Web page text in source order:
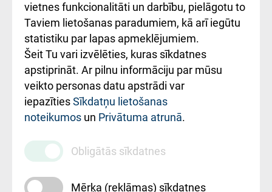
Rēķinu apmaksas
ceļvedis
Rekvizīti un
ārstniecības
iestādes kods
010000234
Maksas
pakalpojumu
cenrādis
vietnes funkcionalitāti un darbību, pielāgotu to
Taviem lietošanas paradumiem, kā arī iegūtu
statistiku par lapas apmeklējumiem.
Šeit Tu vari izvēlēties, kuras sīkdatnes
apstiprināt. Ar pilnu informāciju par mūsu
veikto personas datu apstrādi var
iepazītiesSīkdatņu lietošanas
noteikumos un Privātuma atrunā.
Obligātās sīkdatnes
Mērķa (reklāmas) sīkdatnes